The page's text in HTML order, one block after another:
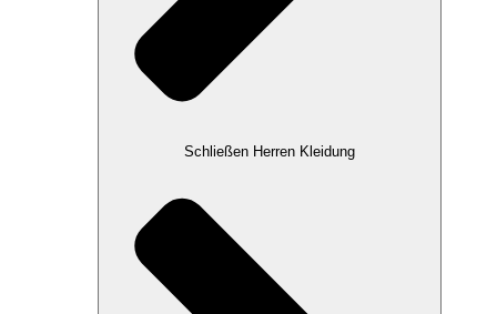
Schließen Herren Kleidung